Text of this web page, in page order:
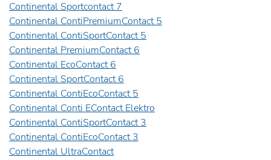
Continental Sportcontact 7
Continental ContiPremiumContact 5
Continental ContiSportContact 5
Continental PremiumContact 6
Continental EcoContact 6
Continental SportContact 6
Continental ContiEcoContact 5
Continental Conti EContact Elektro
Continental ContiSportContact 3
Continental ContiEcoContact 3
Continental UltraContact